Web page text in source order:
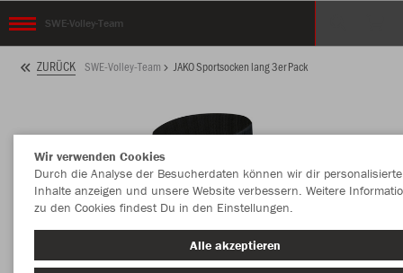
SWE-Volley-Team
ZURÜCK SWE-Volley-Team JAKO Sportsocken lang 3er Pack
Wir verwenden Cookies
Durch die Analyse der Besucherdaten können wir dir personalisierte
Inhalte anzeigen und unsere Website verbessern. Weitere
zu den Cookies findest Du in den Einstellungen.
Alle akzeptieren